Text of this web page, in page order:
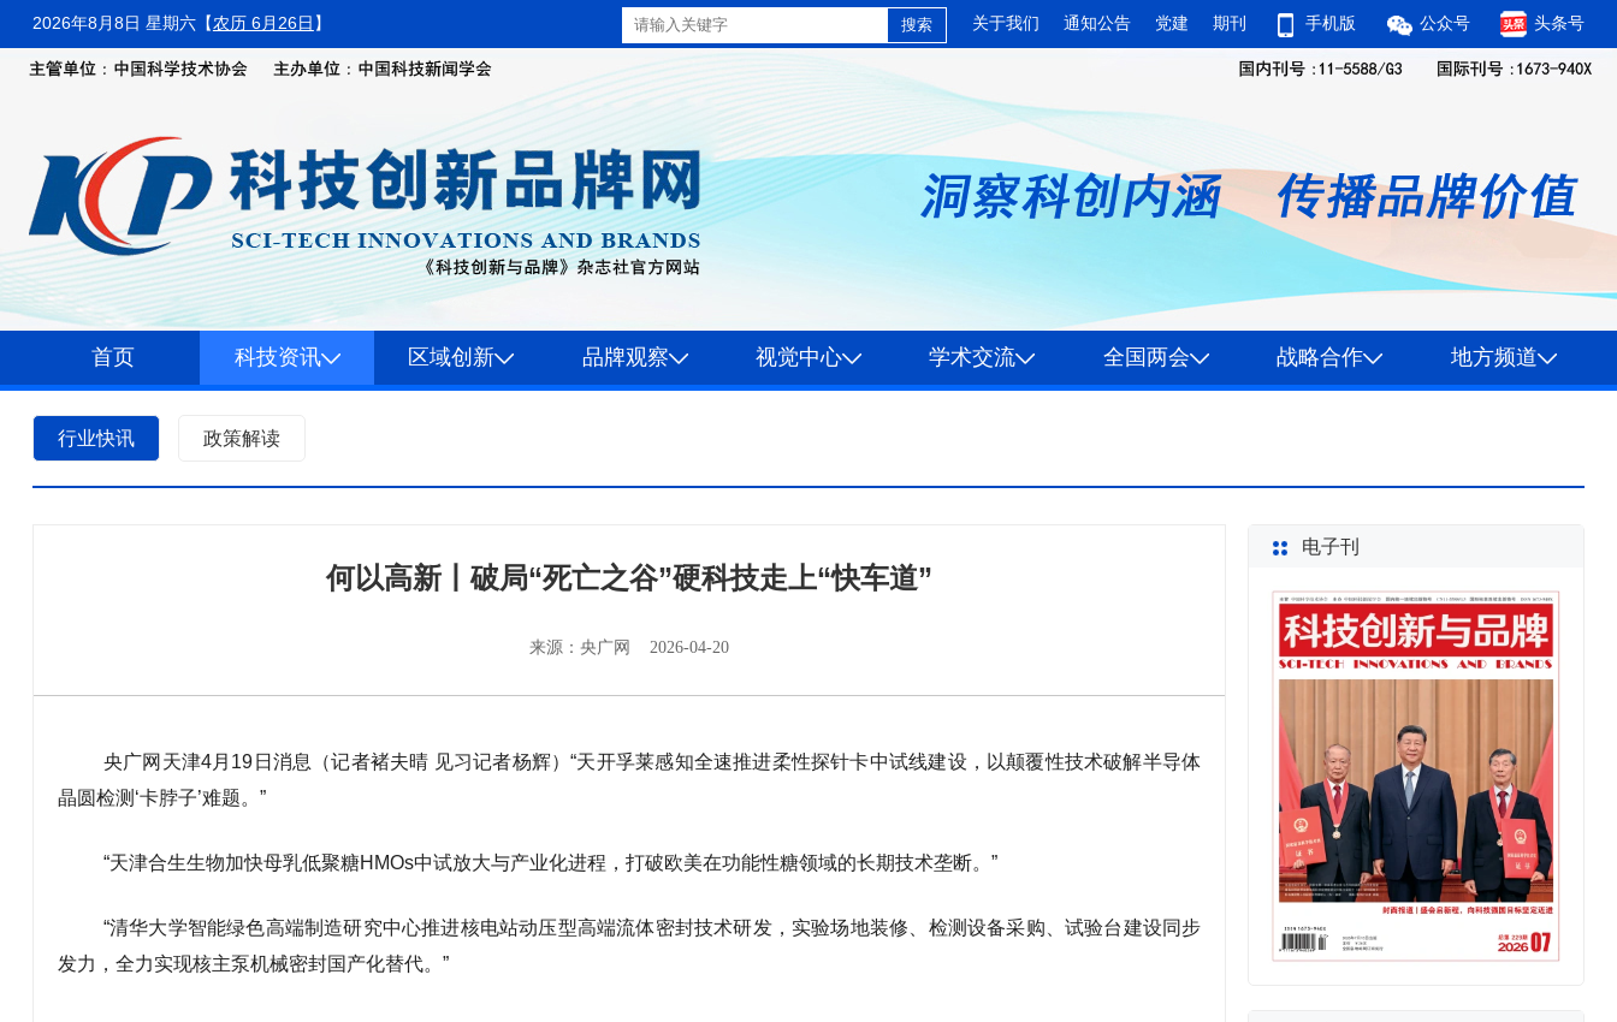
2026年8月8日 星期六【农历 6月26日 】 关于我们 通知公告 党建 期刊 手机版 公众号 头条号
首页 科技资讯 区域创新 品牌观察 视觉中心 学术交流 全国两会 战略合作 地方频道
行业快讯 政策解读
何以高新丨破局“死亡之谷”硬科技走上“快车道”
来源：央广网 2026-04-20
央广网天津4月19日消息（记者褚夫晴 见习记者杨辉）“天开孚莱感知全速推进柔性探针卡中试线建设，以颠覆性技术破解半导体
晶圆检测‘卡脖子’难题。”
“天津合生生物加快母乳低聚糖HMOs中试放大与产业化进程，打破欧美在功能性糖领域的长期技术垄断。”
“清华大学智能绿色高端制造研究中心推进核电站动压型高端流体密封技术研发，实验场地装修、检测设备采购、试验台建设同步
发力，全力实现核主泵机械密封国产化替代。”
电子刊